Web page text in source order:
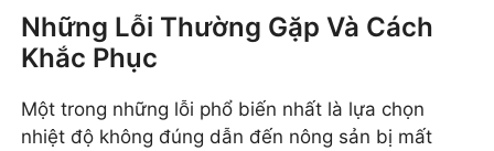
Những Lỗi Thường Gặp Và Cách
Khắc Phục
Một trong những lỗi phổ biến nhất là lựa chọn
nhiệt độ không đúng dẫn đến nông sản bị mất